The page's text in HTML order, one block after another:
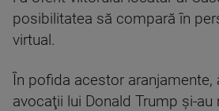
posibilitatea să compară în
virtual.
În pofida acestor aranjamente,
avocaţii lui Donald Trump şi-